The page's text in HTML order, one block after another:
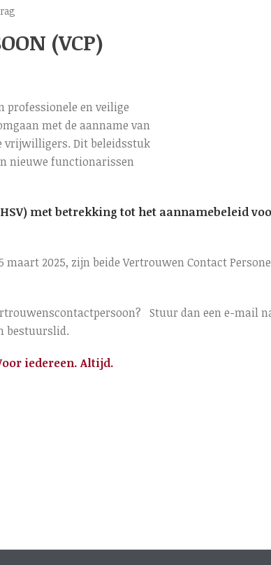
(VCP)
professionele en veilige
met de aanname van
vrijwilligers. Dit beleidsstuk
nieuwe functionarissen
met betrekking tot het aannamebeleid
maart 2025, zijn beide Vertrouwen Contact
Stuur dan een e-mail
bestuurslid.
iedereen. Altijd.